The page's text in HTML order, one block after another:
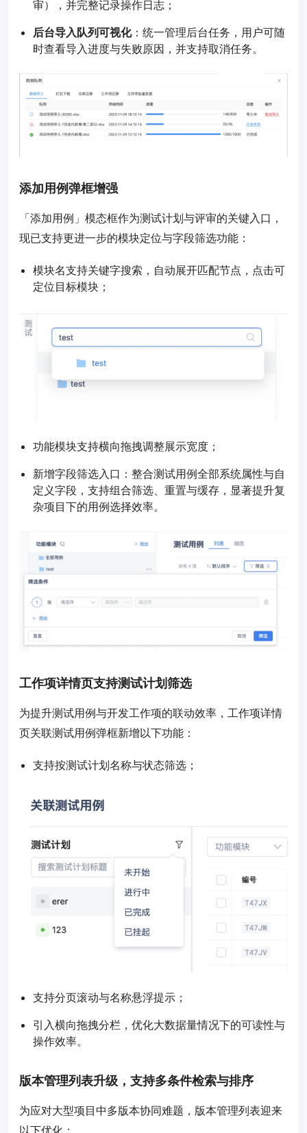
审），并完整记录操作日志；
后台导入队列可视化：统一管理后台任务，用户可随
时查看导入进度与失败原因，并支持取消任务。
添加用例弹框增强
「添加用例」模态框作为测试计划与评审的关键入口，
现已支持更进一步的模块定位与字段筛选功能：
模块名支持关键字搜索，自动展开匹配节点，点击可
定位目标模块；
功能模块支持横向拖拽调整展示宽度；
新增字段筛选入口：整合测试用例全部系统属性与自
定义字段，支持组合筛选、重置与缓存，显著提升复
杂项目下的用例选择效率。
工作项详情页支持测试计划筛选
为提升测试用例与开发工作项的联动效率，工作项详情
页关联测试用例弹框新增以下功能：
支持按测试计划名称与状态筛选；
支持分页滚动与名称悬浮提示；
引入横向拖拽分栏，优化大数据量情况下的可读性与
操作效率。
版本管理列表升级，支持多条件检索与排序
为应对大型项目中多版本协同难题，版本管理列表迎来
以下优化：